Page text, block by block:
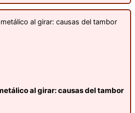
al girar: causas del tambor